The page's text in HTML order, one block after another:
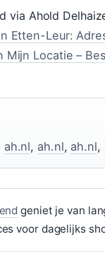
via Ahold
Etten-Leur:
Mijn Locatie –
ah.nl, ah.nl, ah.nl,
geniet je van
voor dagelijks